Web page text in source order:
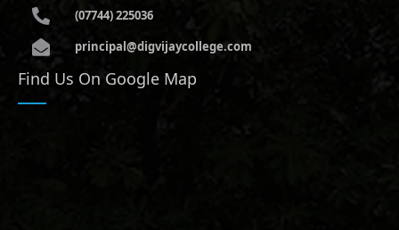
(07744) 225036
principal@digvijaycollege.com
Find Us On Google Map